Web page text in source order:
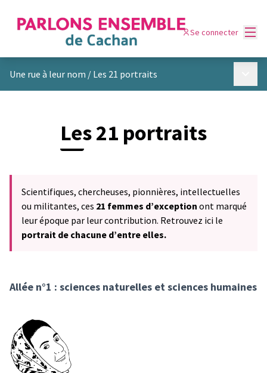
Se connecter
Une rue à leur nom / Les 21 portraits
Les 21 portraits
Scientifiques, chercheuses, pionnières, intellectuelles
ou militantes, ces 21 femmes d’exception ont marqué
leur époque par leur contribution. Retrouvez ici le
portrait de chacune d’entre elles.
Allée n°1 : sciences naturelles et sciences humaines